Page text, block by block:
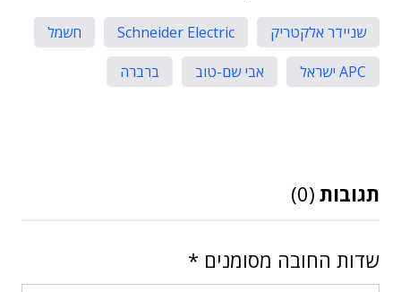
שניידר אלקטריק Schneider Electric
חשמל
APC ישראל
אבי שם-טוב ברברה
תגובות (0)
שדות החובה מסומנים *